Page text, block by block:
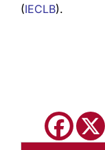
(IECLB).